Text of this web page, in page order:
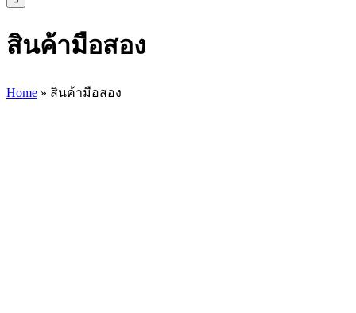
สินค้ามือสอง
Home » สินค้ามือสอง